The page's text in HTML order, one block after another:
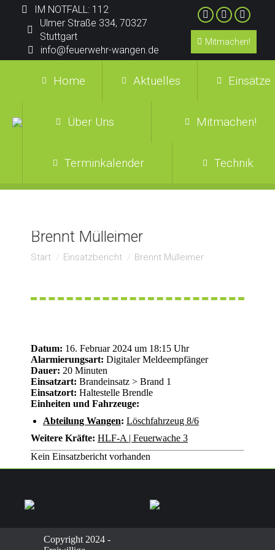
IM NOTFALL: 112
Ulmer Straße 334, 70327
Stuttgart
info@feuerwehr-wangen.de
Mitmachen!
Home Aktuelles Einsätze
Über Uns Mitmachen!
Terminkalender Technik
Brennt Mülleimer
Start Einsatzbericht Brennt Mülleimer
Datum: 16. Februar 2024 um 18:15 Uhr
Alarmierungsart: Digitaler Meldeempfänger
Dauer: 20 Minuten
Einsatzart: Brandeinsatz > Brand 1
Einsatzort: Haltestelle Brendle
Einheiten und Fahrzeuge:
Abteilung Wangen: Löschfahrzeug 8/6
Weitere Kräfte: HLF-A | Feuerwache 3
Kein Einsatzbericht vorhanden
Copyright 2024 -